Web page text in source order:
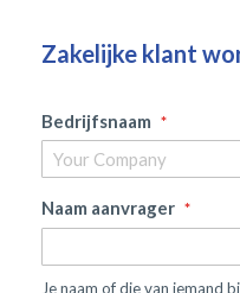
Zakelijke klant
Bedrijfsnaam
Naam aanvrager
Je naam of die van iemand